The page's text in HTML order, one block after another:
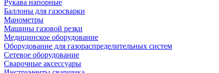
Рукава напорные
Баллоны для газосварки
Манометры
Машины газовой резки
Медицинское оборудование
Оборудование для газораспределительных систем
Сетевое оборудование
Сварочные аксессуары